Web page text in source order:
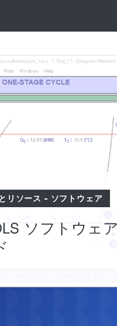
リソース - ソフトウェア
ソフトウェ